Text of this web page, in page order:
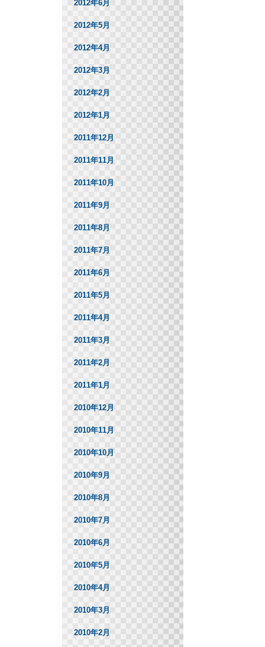
2012年6月
2012年5月
2012年4月
2012年3月
2012年2月
2012年1月
2011年12月
2011年11月
2011年10月
2011年9月
2011年8月
2011年7月
2011年6月
2011年5月
2011年4月
2011年3月
2011年2月
2011年1月
2010年12月
2010年11月
2010年10月
2010年9月
2010年8月
2010年7月
2010年6月
2010年5月
2010年4月
2010年3月
2010年2月